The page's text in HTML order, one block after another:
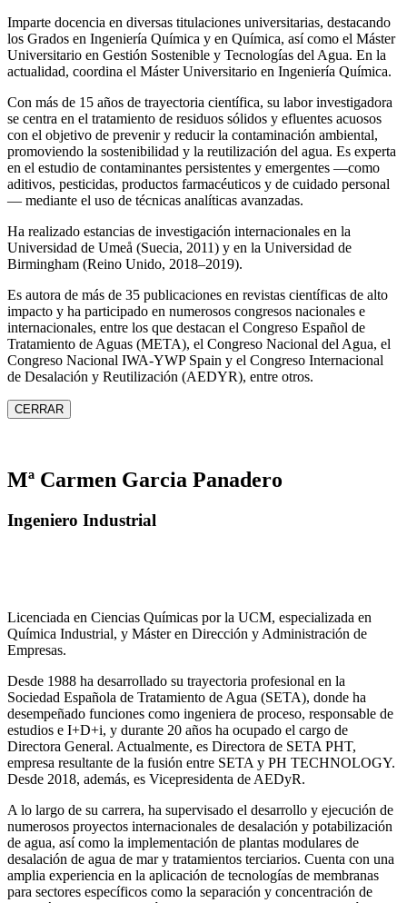
Imparte docencia en diversas titulaciones universitarias, destacando
los Grados en Ingeniería Química y en Química, así como el Máster
Universitario en Gestión Sostenible y Tecnologías del Agua. En la
actualidad, coordina el Máster Universitario en Ingeniería Química.
Con más de 15 años de trayectoria científica, su labor investigadora
se centra en el tratamiento de residuos sólidos y efluentes acuosos
con el objetivo de prevenir y reducir la contaminación ambiental,
promoviendo la sostenibilidad y la reutilización del agua. Es experta
en el estudio de contaminantes persistentes y emergentes —como
aditivos, pesticidas, productos farmacéuticos y de cuidado personal
— mediante el uso de técnicas analíticas avanzadas.
Ha realizado estancias de investigación internacionales en la
Universidad de Umeå (Suecia, 2011) y en la Universidad de
Birmingham (Reino Unido, 2018–2019).
Es autora de más de 35 publicaciones en revistas científicas de alto
impacto y ha participado en numerosos congresos nacionales e
internacionales, entre los que destacan el Congreso Español de
Tratamiento de Aguas (META), el Congreso Nacional del Agua, el
Congreso Nacional IWA‑YWP Spain y el Congreso Internacional
de Desalación y Reutilización (AEDYR), entre otros.
CERRAR
Mª Carmen Garcia Panadero
Ingeniero Industrial
Licenciada en Ciencias Químicas por la UCM, especializada en
Química Industrial, y Máster en Dirección y Administración de
Empresas.
Desde 1988 ha desarrollado su trayectoria profesional en la
Sociedad Española de Tratamiento de Agua (SETA), donde ha
desempeñado funciones como ingeniera de proceso, responsable de
estudios e I+D+i, y durante 20 años ha ocupado el cargo de
Directora General. Actualmente, es Directora de SETA PHT,
empresa resultante de la fusión entre SETA y PH TECHNOLOGY.
Desde 2018, además, es Vicepresidenta de AEDyR.
A lo largo de su carrera, ha supervisado el desarrollo y ejecución de
numerosos proyectos internacionales de desalación y potabilización
de agua, así como la implementación de plantas modulares de
desalación de agua de mar y tratamientos terciarios. Cuenta con una
amplia experiencia en la aplicación de tecnologías de membranas
para sectores específicos como la separación y concentración de